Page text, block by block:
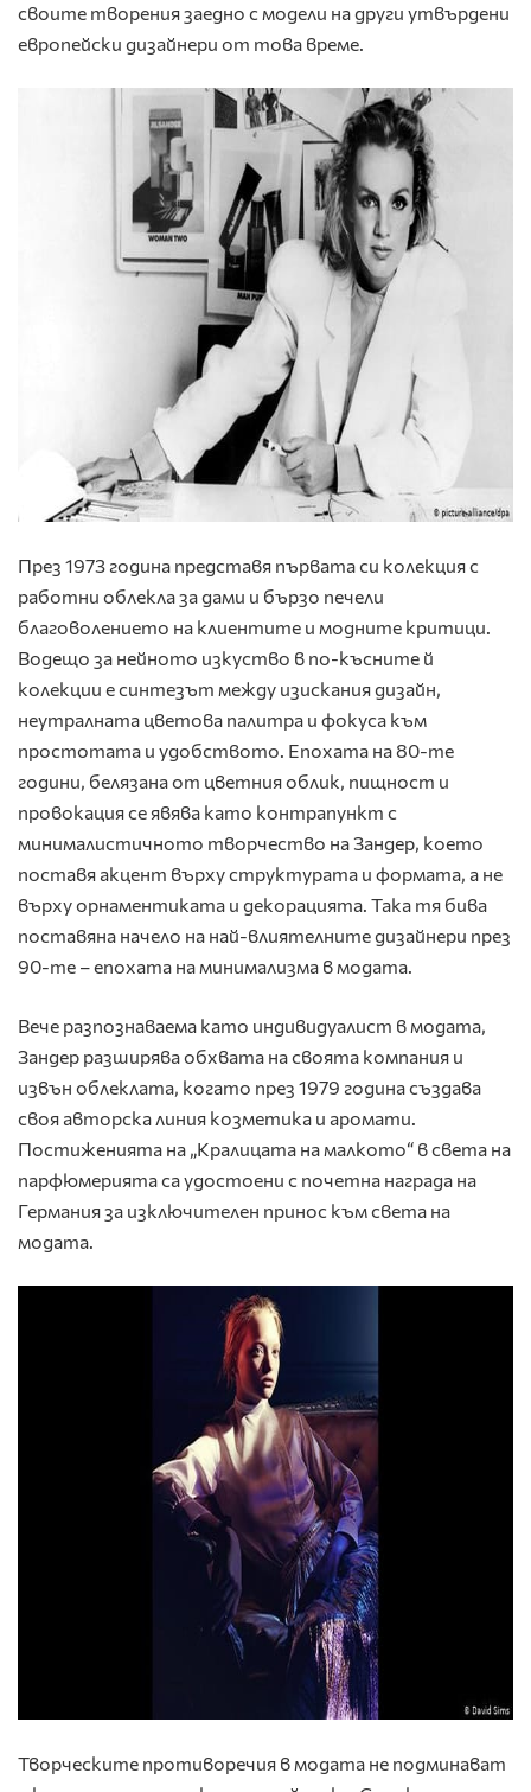
своите творения заедно с модели на други утвърдени
европейски дизайнери от това време.
През 1973 година представя първата си колекция с
работни облекла за дами и бързо печели
благоволението на клиентите и модните критици.
Водещо за нейното изкуство в по-късните й
колекции е синтезът между изискания дизайн,
неутралната цветова палитра и фокуса към
простотата и удобството. Епохата на 80-те
години, белязана от цветния облик, пищност и
провокация се явява като контрапункт с
минималистичното творчество на Зандер, което
поставя акцент върху структурата и формата, а не
върху орнаментиката и декорацията. Така тя бива
поставяна начело на най-влиятелните дизайнери през
90-те – епохата на минимализма в модата.
Вече разпознаваема като индивидуалист в модата,
Зандер разширява обхвата на своята компания и
извън облеклата, когато през 1979 година създава
своя авторска линия козметика и аромати.
Постиженията на „Кралицата на малкото“ в света на
парфюмерията са удостоени с почетна награда на
Германия за изключителен принос към света на
модата.
Творческите противоречия в модата не подминават